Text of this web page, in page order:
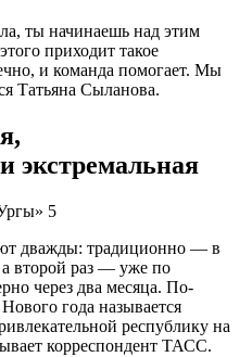
ты начинаешь над этим
приходит такое
и команда помогает. Мы
Татьяна Сыланова.
экстремальная
дважды: традиционно — в
а второй раз — уже по
через два месяца. По-
года называется
республику на
корреспондент ТАСС.